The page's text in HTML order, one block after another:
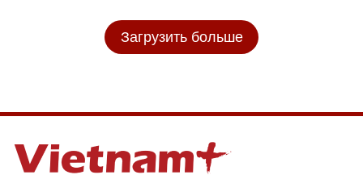
Загрузить больше